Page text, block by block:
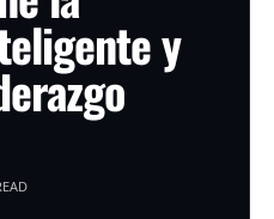
y